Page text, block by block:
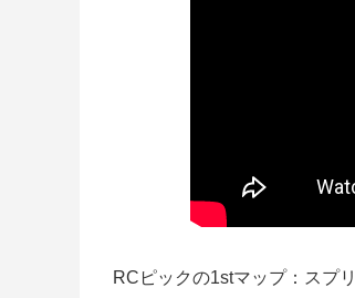
RCピックの1stマップ：スプ